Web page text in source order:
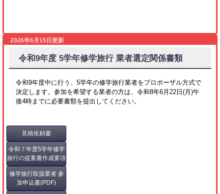
2026年6月15日更新
令和9年度 5学年修学旅行 業者選定関係書類
令和9年度中に行う、5学年の修学旅行業者をプロポーザル方式で
決定します。参加を希望する業者の方は、令和8年6月22日(月)午
後4時までに必要書類を提出してください。
見積依頼書
令和７年度5学年修学
旅行の提案書作成要項
修学旅行取扱業者 参
加申込書(PDF)